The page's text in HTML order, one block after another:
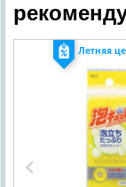
Летняя